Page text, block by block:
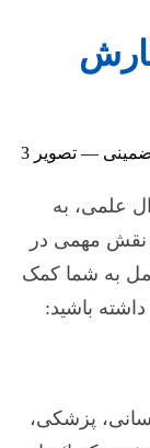
علمی، به
نقش مهمی در
به شما کمک
باشید:
پزشکی،